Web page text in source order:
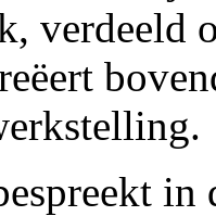
verdeeld